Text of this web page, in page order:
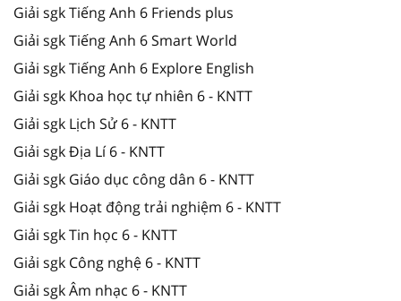
Giải sgk Tiếng Anh 6 Friends plus
Giải sgk Tiếng Anh 6 Smart World
Giải sgk Tiếng Anh 6 Explore English
Giải sgk Khoa học tự nhiên 6 - KNTT
Giải sgk Lịch Sử 6 - KNTT
Giải sgk Địa Lí 6 - KNTT
Giải sgk Giáo dục công dân 6 - KNTT
Giải sgk Hoạt động trải nghiệm 6 - KNTT
Giải sgk Tin học 6 - KNTT
Giải sgk Công nghệ 6 - KNTT
Giải sgk Âm nhạc 6 - KNTT